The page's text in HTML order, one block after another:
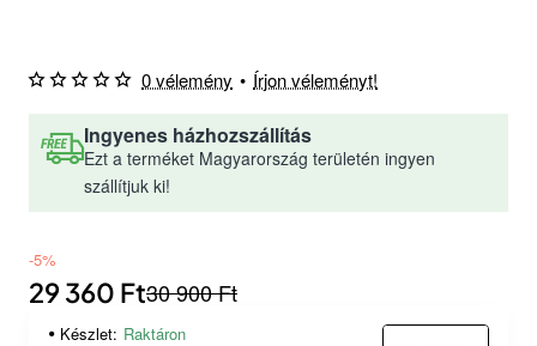
Ingyenes házhozszállítás
Ezt a terméket Magyarország területén ingyen
szállítjuk ki!
0 vélemény • Írjon véleményt!
-5%
29 360 Ft30 900 Ft
Készlet: Raktáron